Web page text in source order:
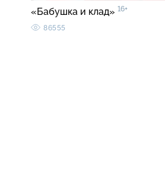
«Бабушка и клад» 16+
86555